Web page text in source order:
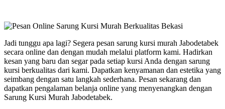
Jadi tunggu apa lagi? Segera pesan sarung kursi murah Jabodetabek
secara online dan dengan mudah melalui platform kami. Hadirkan
kesan yang baru dan segar pada setiap kursi Anda dengan sarung
kursi berkualitas dari kami. Dapatkan kenyamanan dan estetika yang
seimbang dengan satu langkah sederhana. Pesan sekarang dan
dapatkan pengalaman belanja online yang menyenangkan dengan
Sarung Kursi Murah Jabodetabek.